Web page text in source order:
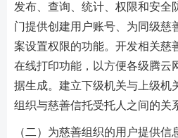
发布、查询、统计、权限和安全
门提供创建用户账号、为同级慈
案设置权限的功能。开发相关慈
在线打印功能，以方便各级腾云
据生成。建立下级机关与上级机
组织与慈善信托受托人之间的关
（二）为慈善组织的用户提供